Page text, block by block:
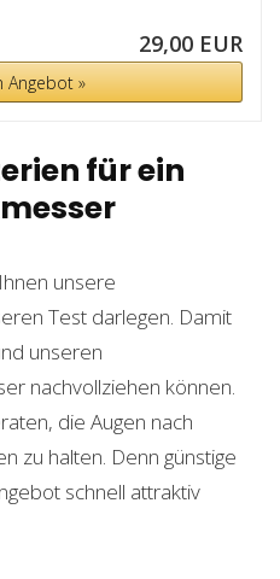
29,00 EUR
Angebot »
für ein
unsere
Test darlegen. Damit
unseren
nachvollziehen können.
die Augen nach
zu halten. Denn günstige
schnell attraktiv